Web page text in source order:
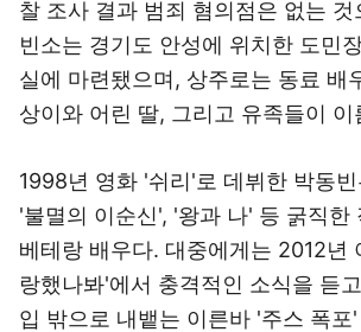
찰 조사 결과 범죄 혐의점은 없는 것
빈소는 경기도 안성에 위치한 도민
실에 마련됐으며, 상주로는 동료 배
상이와 어린 딸, 그리고 유족들이 이
1998년 영화 '쉬리'로 데뷔한 박동
'불멸의 이순신', '왕과 나' 등 굵직한
베테랑 배우다. 대중에게는 2012년
랑했나봐'에서 충격적인 소식을 듣
입 밖으로 내뱉는 이른바 '주스 폭포